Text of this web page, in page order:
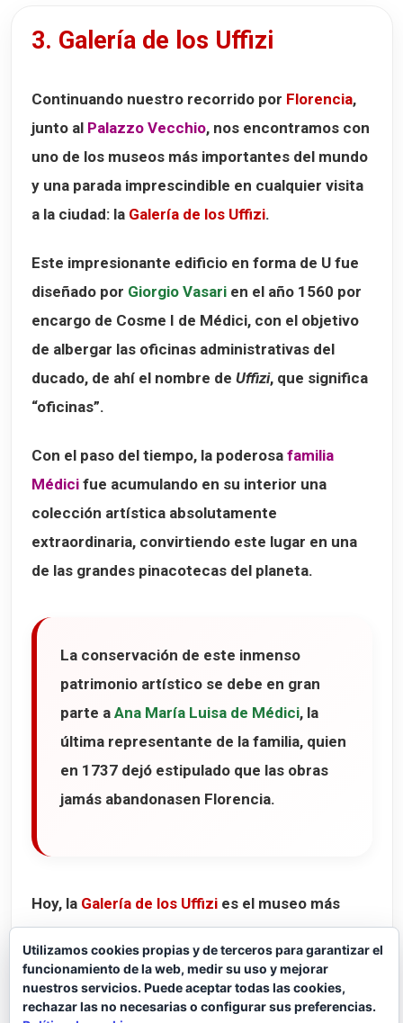
3. Galería de los Uffizi
Continuando nuestro recorrido por Florencia,
junto al Palazzo Vecchio, nos encontramos con
uno de los museos más importantes del mundo
y una parada imprescindible en cualquier visita
a la ciudad: la Galería de los Uffizi.
Este impresionante edificio en forma de U fue
diseñado por Giorgio Vasari en el año 1560 por
encargo de Cosme I de Médici, con el objetivo
de albergar las oficinas administrativas del
ducado, de ahí el nombre de Uffizi, que significa
“oficinas”.
Con el paso del tiempo, la poderosa familia
Médici fue acumulando en su interior una
colección artística absolutamente
extraordinaria, convirtiendo este lugar en una
de las grandes pinacotecas del planeta.
La conservación de este inmenso
patrimonio artístico se debe en gran
parte a Ana María Luisa de Médici, la
última representante de la familia, quien
en 1737 dejó estipulado que las obras
jamás abandonasen Florencia.
Hoy, la Galería de los Uffizi es el museo más
visitado de Italia y recorrer sus salas es hacer
un auténtico viaje por la historia del arte
occidental.
Utilizamos cookies propias y de terceros para garantizar el
funcionamiento de la web, medir su uso y mejorar
nuestros servicios. Puede aceptar todas las cookies,
rechazar las no necesarias o configurar sus preferencias.